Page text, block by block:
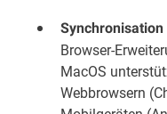
Browser-
MacOS
Webbrowsern